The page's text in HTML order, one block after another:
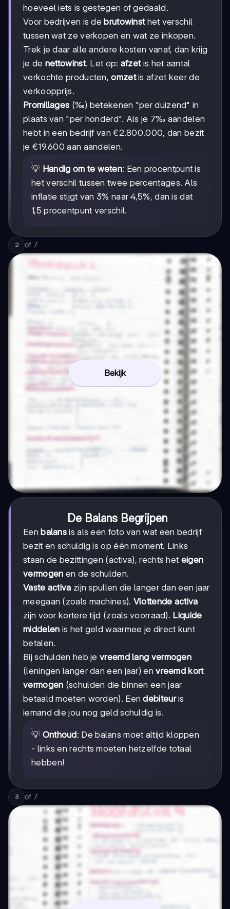
hoeveel iets is gestegen of gedaald.
Voor bedrijven is de brutowinsthet verschil
tussen wat ze verkopen en wat ze inkopen.
Trek je daar alle andere kosten vanaf, dan krijg
je de nettowinst. Let op: afzetis het aantal
verkochte producten,omzetis afzet keer de
verkoopprijs.
Promillages (‰) betekenen "per duizend" in
plaats van "per honderd". Als je 7‰ aandelen
hebt in een bedrijf van €2.800.000, dan bezit
je €19.600 aan aandelen.
💡 Handig om te weten: Een procentpunt is
het verschil tussen twee percentages. Als
inflatie stijgt van 3% naar 4,5%, dan is dat
1,5 procentpunt verschil.
2 of 7
Bekijk
De Balans Begrijpen
Een balans is als een foto van wat een bedrijf
bezit en schuldig is op één moment. Links
staan de bezittingen (activa), rechts het eigen
vermogen en de schulden.
Vaste activa zijn spullen die langer dan een jaar
meegaan (zoals machines). Vlottende activa
zijn voor kortere tijd (zoals voorraad). Liquide
middelen is het geld waarmee je direct kunt
betalen.
Bij schulden heb je vreemd lang vermogen
(leningen langer dan een jaar) envreemd kort
vermogen (schulden die binnen een jaar
betaald moeten worden). Eendebiteuris
iemand die jou nog geld schuldig is.
💡 Onthoud: De balans moet altijd kloppen
- links en rechts moeten hetzelfde totaal
hebben!
3 of 7